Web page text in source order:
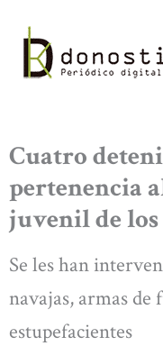
contenido
Cuatro
pertenencia
juvenil de los
Se les han
navajas, armas de
estupefacientes